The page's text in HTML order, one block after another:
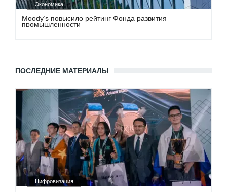
Экономика
Moody’s повысило рейтинг Фонда развития
промышленности
ПОСЛЕДНИЕ МАТЕРИАЛЫ
Цифровизация